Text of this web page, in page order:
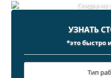
УЗНАТЬ
*это быстро
Тип